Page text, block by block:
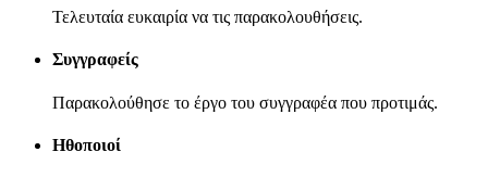
Τελευταία ευκαιρία να τις παρακολουθήσεις.
Συγγραφείς
Παρακολούθησε το έργο του συγγραφέα που προτιμάς.
Ηθοποιοί